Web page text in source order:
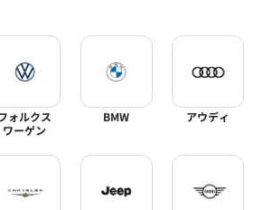
ォルクス
ワーゲン
BMW アウディ